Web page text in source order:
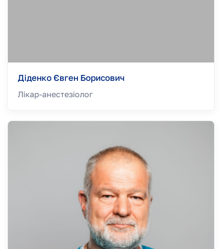
Діденко Євген Борисович
Лікар-анестезiолог